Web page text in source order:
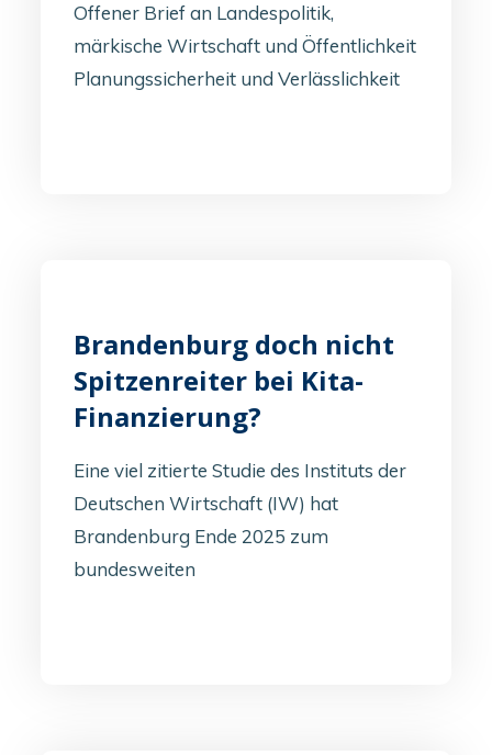
Offener Brief an Landespolitik,
märkische Wirtschaft und Öffentlichkeit
Planungssicherheit und Verlässlichkeit
Brandenburg doch nicht
Spitzenreiter bei Kita-
Finanzierung?
Eine viel zitierte Studie des Instituts der
Deutschen Wirtschaft (IW) hat
Brandenburg Ende 2025 zum
bundesweiten